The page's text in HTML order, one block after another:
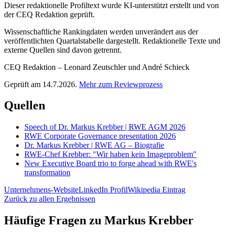
Dieser redaktionelle Profiltext wurde KI-unterstützt erstellt und von
der CEQ Redaktion geprüft.
Wissenschaftliche Rankingdaten werden unverändert aus der
veröffentlichten Quartalstabelle dargestellt. Redaktionelle Texte und
externe Quellen sind davon getrennt.
CEQ Redaktion – Leonard Zeutschler und André Schieck
Geprüft am 14.7.2026. Mehr zum Reviewprozess
Quellen
Speech of Dr. Markus Krebber | RWE AGM 2026
RWE Corporate Governance presentation 2026
Dr. Markus Krebber | RWE AG – Biografie
RWE-Chef Krebber: "Wir haben kein Imageproblem"
New Executive Board trio to forge ahead with RWE's
transformation
Unternehmens-WebsiteLinkedIn ProfilWikipedia Eintrag
Zurück zu allen Ergebnissen
Häufige Fragen zu Markus Krebber